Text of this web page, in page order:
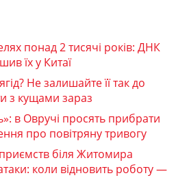
понад 2 тисячі років: ДНК
їх у Китаї
Не залишайте її так до
з кущами зараз
в Овручі просять прибрати
про повітряну тривогу
біля Житомира
коли відновить роботу —